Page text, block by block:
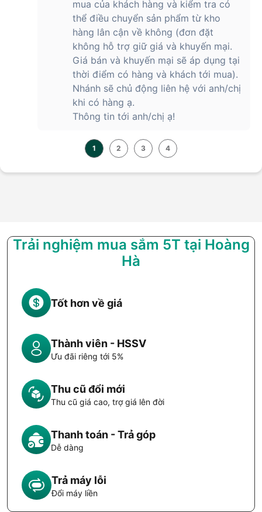
mua của khách hàng và kiểm tra có
thể điều chuyển sản phẩm từ kho
hàng lân cận về không (đơn đặt
không hỗ trợ giữ giá và khuyến mại.
Giá bán và khuyến mại sẽ áp dụng tại
thời điểm có hàng và khách tới mua).
Nhánh sẽ chủ động liên hệ với anh/chị
khi có hàng ạ.
Thông tin tới anh/chị ạ!
1 2 3 4
Trải nghiệm mua sắm 5T tại Hoàng
Hà
Tốt hơn về giá
Thành viên - HSSV
Ưu đãi riêng tới 5%
Thu cũ đổi mới
Thu cũ giá cao, trợ giá lên đời
Thanh toán - Trả góp
Dễ dàng
Trả máy lỗi
Đổi máy liền